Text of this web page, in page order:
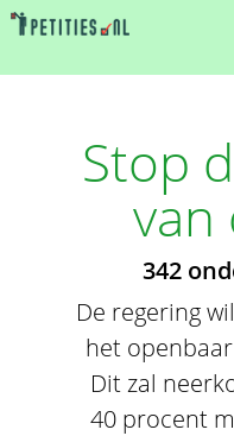
Stop
van
342
De regering
het
Dit zal
40 procent